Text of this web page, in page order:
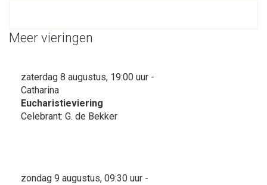
Meer vieringen
zaterdag 8 augustus, 19:00 uur -
Catharina
Eucharistieviering
Celebrant: G. de Bekker
zondag 9 augustus, 09:30 uur -